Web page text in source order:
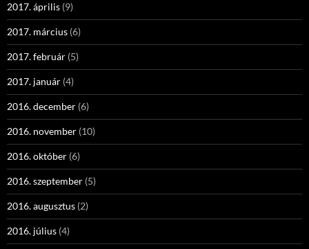
2017. április (9)
2017. március (6)
2017. február (5)
2017. január (4)
2016. december (6)
2016. november (10)
2016. október (6)
2016. szeptember (5)
2016. augusztus (2)
2016. július (4)